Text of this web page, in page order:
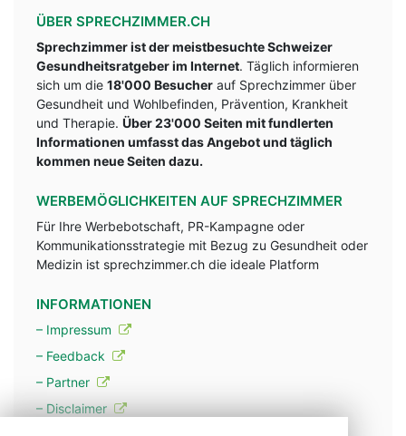
ÜBER SPRECHZIMMER.CH
Sprechzimmer ist der meistbesuchte Schweizer
Gesundheitsratgeber im Internet. Täglich informieren
sich um die 18'000 Besucher auf Sprechzimmer über
Gesundheit und Wohlbefinden, Prävention, Krankheit
und Therapie. Über 23'000 Seiten mit fundlerten
Informationen umfasst das Angebot und täglich
kommen neue Seiten dazu.
WERBEMÖGLICHKEITEN AUF SPRECHZIMMER
Für Ihre Werbebotschaft, PR-Kampagne oder
Kommunikationsstrategie mit Bezug zu Gesundheit oder
Medizin ist sprechzimmer.ch die ideale Platform
INFORMATIONEN
– Impressum
– Feedback
– Partner
– Disclaimer